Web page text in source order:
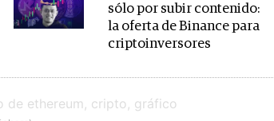
sólo por subir contenido:
la oferta de Binance para
criptoinversores